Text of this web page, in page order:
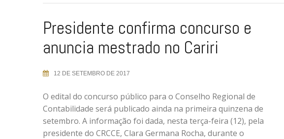
Presidente confirma concurso e
anuncia mestrado no Cariri
12 DE SETEMBRO DE 2017
O edital do concurso público para o Conselho Regional de
Contabilidade será publicado ainda na primeira quinzena de
setembro. A informação foi dada, nesta terça-feira (12), pela
presidente do CRCCE, Clara Germana Rocha, durante o